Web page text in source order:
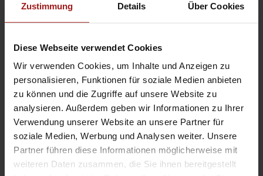
Zustimmung Details Über Cookies
Diese Webseite verwendet Cookies
Wir verwenden Cookies, um Inhalte und Anzeigen zu
personalisieren, Funktionen für soziale Medien anbieten
zu können und die Zugriffe auf unsere Website zu
analysieren. Außerdem geben wir Informationen zu Ihrer
Verwendung unserer Website an unsere Partner für
soziale Medien, Werbung und Analysen weiter. Unsere
Partner führen diese Informationen möglicherweise mit
weiteren Daten zusammen, die Sie ihnen bereitgestellt
Probefahrt
Service-Termin
EA Standorte
Ebbinghaus am Flughafen – Dortmund Sölde
Ebbinghaus am Tierpark – Dortmund Kirchhörde
Ebbinghaus Autozentrum – Dortmund Dorstfeld
Ebbinghaus Ford Store – Bochum
Ebbinghaus in Hamm
Ebbinghaus in Kamen